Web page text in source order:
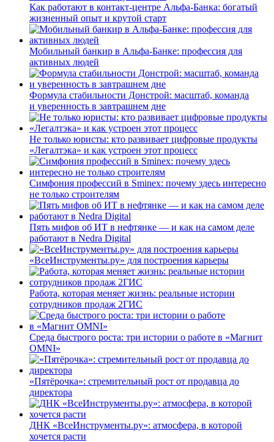
Как работают в контакт-центре Альфа-Банка: богатый
жизненный опыт и крутой старт
Мобильный банкир в Альфа-Банке: профессия для
активных людей
Формула стабильности Донстрой: масштаб, команда
и уверенность в завтрашнем дне
Не только юристы: кто развивает цифровые продукты
«Легалтэка» и как устроен этот процесс
Симфония профессий в Sminex: почему здесь интересно
не только строителям
Пять мифов об ИТ в нефтянке — и как на самом деле
работают в Nedra Digital
«ВсеИнструменты.ру» для построения карьеры
Работа, которая меняет жизнь: реальные истории
сотрудников продаж 2ГИС
Среда быстрого роста: три истории о работе в «Магнит
OMNI»
«Пятёрочка»: стремительный рост от продавца до
директора
ДНК «ВсеИнструменты.ру»: атмосфера, в которой
хочется расти